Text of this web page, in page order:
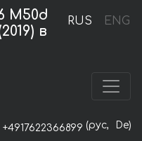
RUS ENG
M50d
в
+4917622366899 (рус, De)